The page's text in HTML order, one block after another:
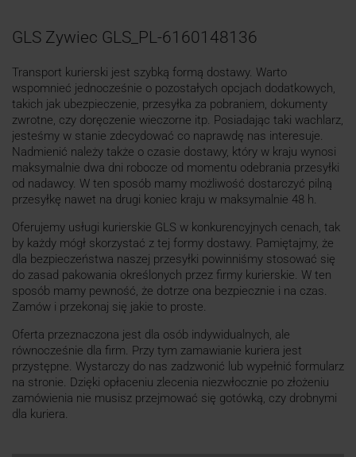
GLS Zywiec GLS_PL-6160148136
Transport kurierski jest szybką formą dostawy. Warto
wspomnieć jednocześnie o pozostałych opcjach dodatkowych,
takich jak ubezpieczenie, przesyłka za pobraniem, dokumenty
zwrotne, czy doręczenie wieczorne itp. Posiadając taki wachlarz,
jesteśmy w stanie zdecydować co naprawdę nas interesuje.
Nadmienić należy także o czasie dostawy, który w kraju wynosi
maksymalnie dwa dni robocze od momentu odebrania przesyłki
od nadawcy. W ten sposób mamy możliwość dostarczyć pilną
przesyłkę nawet na drugi koniec kraju w maksymalnie 48 h.
Oferujemy usługi kurierskie GLS w konkurencyjnych cenach, tak
by każdy mógł skorzystać z tej formy dostawy. Pamiętajmy, że
dla bezpieczeństwa naszej przesyłki powinniśmy stosować się
do zasad pakowania określonych przez firmy kurierskie. W ten
sposób mamy pewność, że dotrze ona bezpiecznie i na czas.
Zamów i przekonaj się jakie to proste.
Oferta przeznaczona jest dla osób indywidualnych, ale
równocześnie dla firm. Przy tym zamawianie kuriera jest
przystępne. Wystarczy do nas zadzwonić lub wypełnić formularz
na stronie. Dzięki opłaceniu zlecenia niezwłocznie po złożeniu
zamówienia nie musisz przejmować się gotówką, czy drobnymi
dla kuriera.